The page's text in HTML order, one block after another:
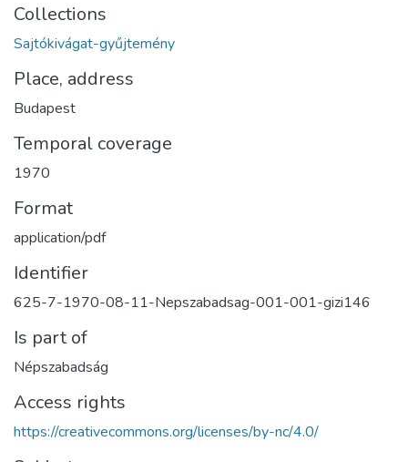
Collections
Sajtókivágat-gyűjtemény
Place, address
Budapest
Temporal coverage
1970
Format
application/pdf
Identifier
625-7-1970-08-11-Nepszabadsag-001-001-gizi146
Is part of
Népszabadság
Access rights
https://creativecommons.org/licenses/by-nc/4.0/